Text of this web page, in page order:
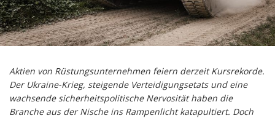
Aktien von Rüstungsunternehmen feiern derzeit Kursrekorde.
Der Ukraine-Krieg, steigende Verteidigungsetats und eine
wachsende sicherheitspolitische Nervosität haben die
Branche aus der Nische ins Rampenlicht katapultiert. Doch